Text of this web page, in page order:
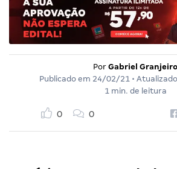
Por Gabriel Granjeiro
Publicado em 24/02/21 •
1 min. de leitura
0 0